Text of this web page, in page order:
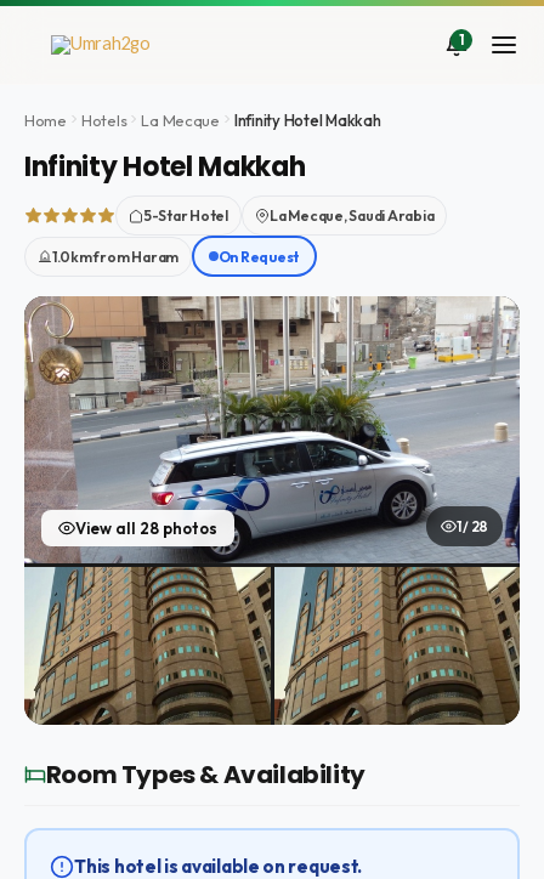
Aller
1
Home Hotels La Mecque Infinity Hotel Makkah
Infinity Hotel Makkah
5-Star Hotel La Mecque, Saudi Arabia
1.0km from Haram On Request
View all 28 photos 1 / 28
Room Types & Availability
This hotel is available on request.